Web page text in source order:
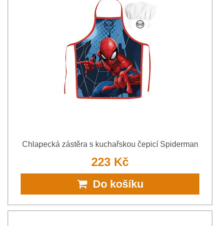
Chlapecká zástěra s kuchařskou čepicí Spiderman
223 Kč
Do košíku